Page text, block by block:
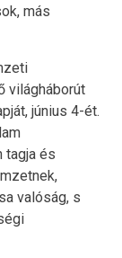
más
világháborút
június 4-ét.
tagja és
valóság, s